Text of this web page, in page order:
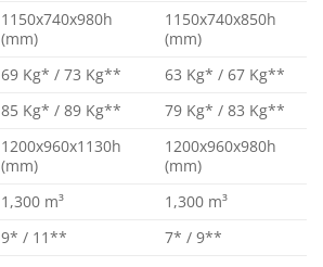
1150x740x980h
(mm)
1150x740x850h
(mm)
69 Kg* / 73 Kg**
63 Kg* / 67 Kg**
85 Kg* / 89 Kg**
79 Kg* / 83 Kg**
1200x960x1130h
(mm)
1200x960x980h
(mm)
1,300 m³
1,300 m³
9* / 11** 7* / 9**